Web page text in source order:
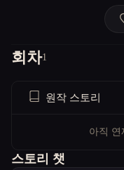
회차1
원작 스토리
아직 연
스토리 챗